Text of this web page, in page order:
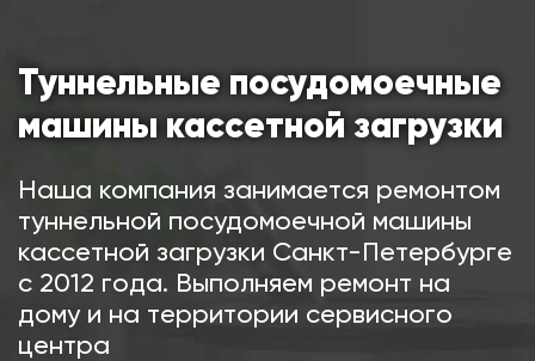
Туннельные посудомоечные
машины кассетной загрузки
Наша компания занимается ремонтом
туннельной посудомоечной машины
кассетной загрузки Санкт-Петербурге
с 2012 года. Выполняем ремонт на
дому и на территории сервисного
центра